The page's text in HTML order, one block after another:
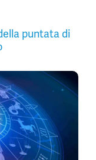
puntata di